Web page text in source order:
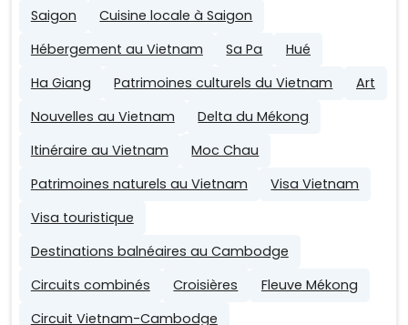
Saigon
Cuisine locale à Saigon
Hébergement au Vietnam
Sa Pa
Hué
Ha Giang
Patrimoines culturels du Vietnam
Art
Nouvelles au Vietnam
Delta du Mékong
Itinéraire au Vietnam
Moc Chau
Patrimoines naturels au Vietnam
Visa Vietnam
Visa touristique
Destinations balnéaires au Cambodge
Circuits combinés
Croisières
Fleuve Mékong
Circuit Vietnam-Cambodge